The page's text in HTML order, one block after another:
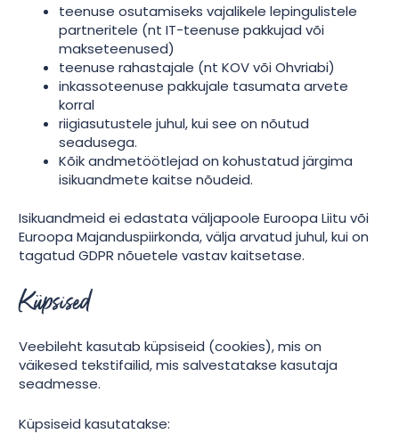
teenuse osutamiseks vajalikele lepingulistele
partneritele (nt IT-teenuse pakkujad või
makseteenused)
teenuse rahastajale (nt KOV või Ohvriabi)
inkassoteenuse pakkujale tasumata arvete
korral
riigiasutustele juhul, kui see on nõutud
seadusega.
Kõik andmetöötlejad on kohustatud järgima
isikuandmete kaitse nõudeid.
Isikuandmeid ei edastata väljapoole Euroopa Liitu või
Euroopa Majanduspiirkonda, välja arvatud juhul, kui on
tagatud GDPR nõuetele vastav kaitsetase.
Küpsised
Veebileht kasutab küpsiseid (cookies), mis on
väikesed tekstifailid, mis salvestatakse kasutaja
seadmesse.
Küpsiseid kasutatakse: